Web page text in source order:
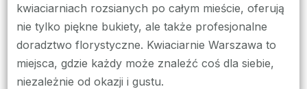
kwiaciarniach rozsianych po całym mieście, oferują
nie tylko piękne bukiety, ale także profesjonalne
doradztwo florystyczne. Kwiaciarnie Warszawa to
miejsca, gdzie każdy może znaleźć coś dla siebie,
niezależnie od okazji i gustu.